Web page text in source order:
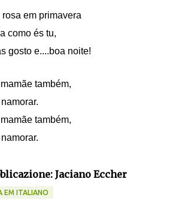
em primavera
como és tu,
gosto e....boa noite!
também,
também,
Jaciano Eccher
EM ITALIANO